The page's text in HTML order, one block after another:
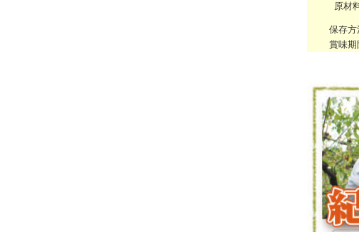
原材
保存方
賞味期